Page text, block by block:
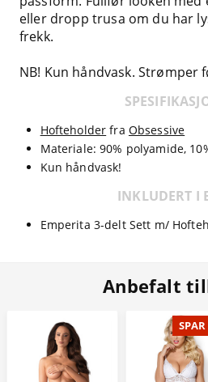
eller dropp trusa om du har
frekk.
NB! Kun håndvask. Strømper
Hofteholder fra Obsessive
Materiale: 90% polyamide,
Kun håndvask!
INKLUDERT I
Emperita 3-delt Sett m/
Anbefalt